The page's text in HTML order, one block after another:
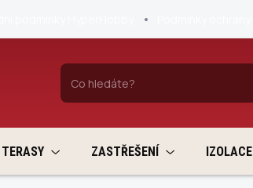
TERASY ZASTŘEŠENÍ IZOLACE